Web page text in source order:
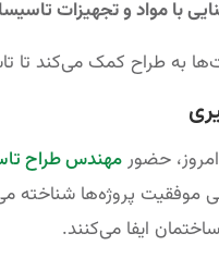
با مواد و تجهیزات
به طراح کمک می‌کند تا
حضورمهندس طراح
موفقیت پروژه‌ها
ایفا می‌کنند.